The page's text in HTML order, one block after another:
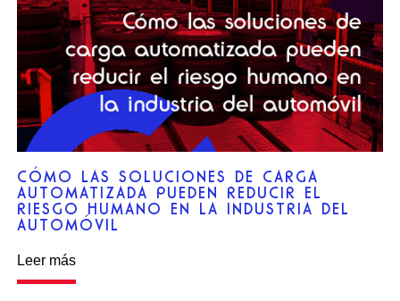
CÓMO LAS SOLUCIONES DE CARGA
AUTOMATIZADA PUEDEN REDUCIR EL
RIESGO HUMANO EN LA INDUSTRIA DEL
AUTOMÓVIL
Leer más